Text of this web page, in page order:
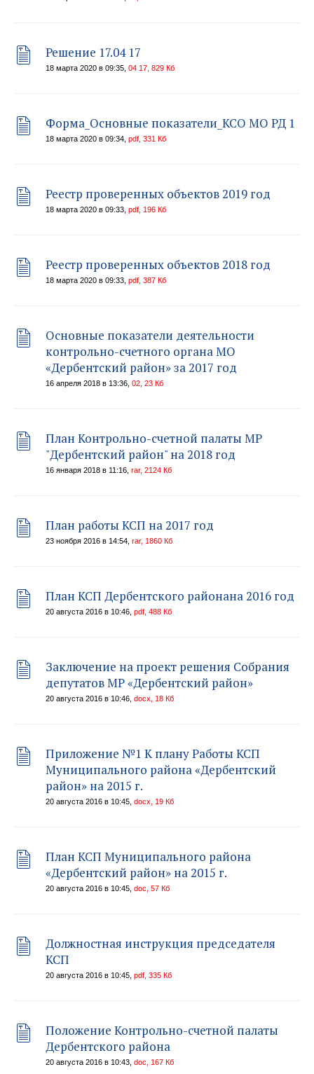
Решение 17.04 17
18 марта 2020 в 09:35, 04 17, 829 Кб
Форма_Основные показатели_КСО МО РД 1
18 марта 2020 в 09:34, pdf, 331 Кб
Реестр проверенных объектов 2019 год
18 марта 2020 в 09:33, pdf, 196 Кб
Реестр проверенных объектов 2018 год
18 марта 2020 в 09:33, pdf, 387 Кб
Основные показатели деятельности
контрольно-счетного органа МО
«Дербентский район» за 2017 год
16 апреля 2018 в 13:36, 02, 23 Кб
План Контрольно-счетной палаты МР
"Дербентский район" на 2018 год
16 января 2018 в 11:16, rar, 2124 Кб
План работы КСП на 2017 год
23 ноября 2016 в 14:54, rar, 1860 Кб
План КСП Дербентского районана 2016 год
20 августа 2016 в 10:46, pdf, 488 Кб
Заключение на проект решения Собрания
депутатов МР «Дербентский район»
20 августа 2016 в 10:46, docx, 18 Кб
Приложение №1 К плану Работы КСП
Муниципального района «Дербентский
район» на 2015 г.
20 августа 2016 в 10:45, docx, 19 Кб
План КСП Муниципального района
«Дербентский район» на 2015 г.
20 августа 2016 в 10:45, doc, 57 Кб
Должностная инструкция председателя
КСП
20 августа 2016 в 10:45, pdf, 335 Кб
Положение Контрольно-счетной палаты
Дербентского района
20 августа 2016 в 10:43, doc, 167 Кб